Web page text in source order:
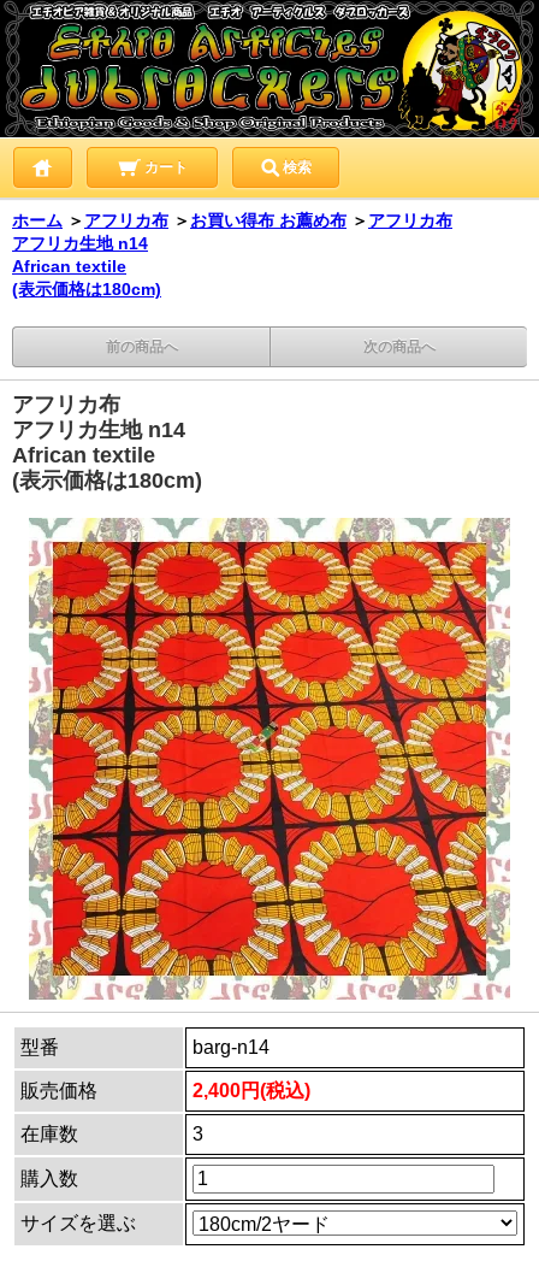
カート 検索
ホーム ＞ アフリカ布 ＞ お買い得布 お薦め布 ＞ アフリカ布
アフリカ生地 n14
African textile
(表示価格は180cm)
前の商品へ 次の商品へ
アフリカ布
アフリカ生地 n14
African textile
(表示価格は180cm)
型番 barg-n14
販売価格 2,400円(税込)
在庫数 3
購入数
サイズを選ぶ